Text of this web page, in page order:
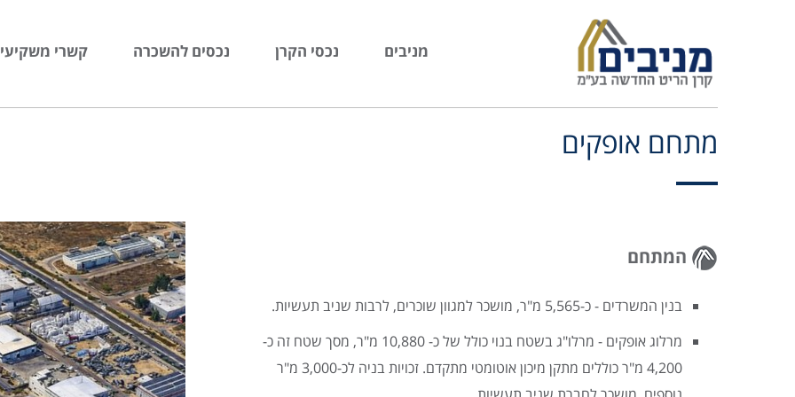
מניבים נכסי הקרן נכסים להשכרה קשרי
מתחם אופקים
המתחם
בנין המשרדים - כ-5,565 מ"ר, מושכר למגוון שוכרים, לרבות שניב תעשיות.
מרלוג אופקים - מרלו"ג בשטח בנוי כולל של כ- 10,880 מ"ר, מסך שטח זה כ-
4,200 מ"ר כוללים מתקן מיכון אוטומטי מתקדם. זכויות בניה לכ-3,000 מ"ר